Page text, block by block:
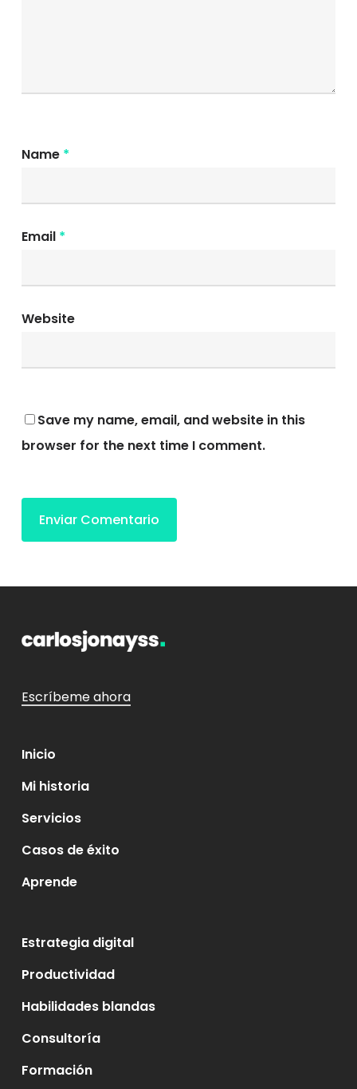
Name *
Email *
Website
Save my name, email, and website in this
browser for the next time I comment.
Escríbeme ahora
Inicio
Mi historia
Servicios
Casos de éxito
Aprende
Estrategia digital
Productividad
Habilidades blandas
Consultoría
Formación